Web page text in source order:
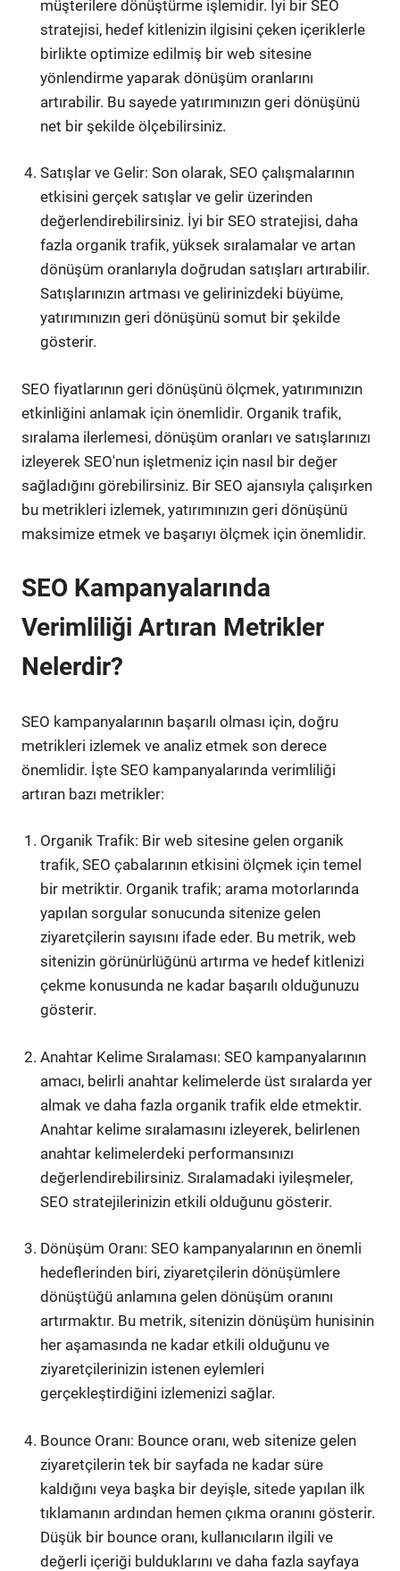
müşterilere dönüştürme işlemidir. İyi bir SEO
stratejisi, hedef kitlenizin ilgisini çeken içeriklerle
birlikte optimize edilmiş bir web sitesine
yönlendirme yaparak dönüşüm oranlarını
artırabilir. Bu sayede yatırımınızın geri dönüşünü
net bir şekilde ölçebilirsiniz.
Satışlar ve Gelir: Son olarak, SEO çalışmalarının
etkisini gerçek satışlar ve gelir üzerinden
değerlendirebilirsiniz. İyi bir SEO stratejisi, daha
fazla organik trafik, yüksek sıralamalar ve artan
dönüşüm oranlarıyla doğrudan satışları artırabilir.
Satışlarınızın artması ve gelirinizdeki büyüme,
yatırımınızın geri dönüşünü somut bir şekilde
gösterir.
SEO fiyatlarının geri dönüşünü ölçmek, yatırımınızın
etkinliğini anlamak için önemlidir. Organik trafik,
sıralama ilerlemesi, dönüşüm oranları ve satışlarınızı
izleyerek SEO'nun işletmeniz için nasıl bir değer
sağladığını görebilirsiniz. Bir SEO ajansıyla çalışırken
bu metrikleri izlemek, yatırımınızın geri dönüşünü
maksimize etmek ve başarıyı ölçmek için önemlidir.
SEO Kampanyalarında
Verimliliği Artıran Metrikler
Nelerdir?
SEO kampanyalarının başarılı olması için, doğru
metrikleri izlemek ve analiz etmek son derece
önemlidir. İşte SEO kampanyalarında verimliliği
artıran bazı metrikler:
Organik Trafik: Bir web sitesine gelen organik
trafik, SEO çabalarının etkisini ölçmek için temel
bir metriktir. Organik trafik; arama motorlarında
yapılan sorgular sonucunda sitenize gelen
ziyaretçilerin sayısını ifade eder. Bu metrik, web
sitenizin görünürlüğünü artırma ve hedef kitlenizi
çekme konusunda ne kadar başarılı olduğunuzu
gösterir.
Anahtar Kelime Sıralaması: SEO kampanyalarının
amacı, belirli anahtar kelimelerde üst sıralarda yer
almak ve daha fazla organik trafik elde etmektir.
Anahtar kelime sıralamasını izleyerek, belirlenen
anahtar kelimelerdeki performansınızı
değerlendirebilirsiniz. Sıralamadaki iyileşmeler,
SEO stratejilerinizin etkili olduğunu gösterir.
Dönüşüm Oranı: SEO kampanyalarının en önemli
hedeflerinden biri, ziyaretçilerin dönüşümlere
dönüştüğü anlamına gelen dönüşüm oranını
artırmaktır. Bu metrik, sitenizin dönüşüm hunisinin
her aşamasında ne kadar etkili olduğunu ve
ziyaretçilerinizin istenen eylemleri
gerçekleştirdiğini izlemenizi sağlar.
Bounce Oranı: Bounce oranı, web sitenize gelen
ziyaretçilerin tek bir sayfada ne kadar süre
kaldığını veya başka bir deyişle, sitede yapılan ilk
tıklamanın ardından hemen çıkma oranını gösterir.
Düşük bir bounce oranı, kullanıcıların ilgili ve
değerli içeriği bulduklarını ve daha fazla sayfaya